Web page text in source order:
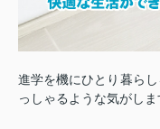
進学を機にひとり暮ら
っしゃるような気がしま